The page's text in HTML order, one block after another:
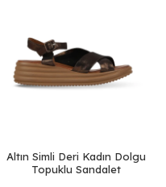
Altın Simli Deri Kadın Dolgu
Topuklu Sandalet